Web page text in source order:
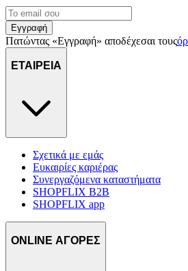
Εγγραφή
Πατώντας «Εγγραφή» αποδέχεσαι τους
ΕΤΑΙΡΕΙΑ
Σχετικά με εμάς
Ευκαιρίες καριέρας
Συνεργαζόμενα καταστήματα
SHOPFLIX B2B
SHOPFLIX app
ONLINE ΑΓΟΡΕΣ